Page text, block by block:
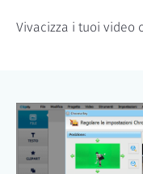
Vivacizza i tuoi video